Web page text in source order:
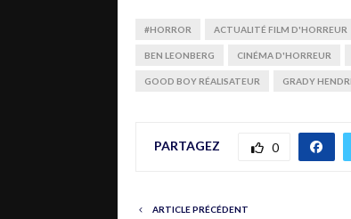
#HORROR ACTUALITÉ FILM D'HORREUR
BEN LEONBERG CINÉMA D'HORREUR
GOOD BOY RÉALISATEUR GRADY
PARTAGEZ 0
ARTICLE PRÉCÉDENT